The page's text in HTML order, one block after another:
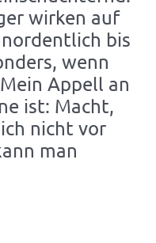
wirken auf
bis
wenn
Appell an
ist: Macht,
nicht vor
man